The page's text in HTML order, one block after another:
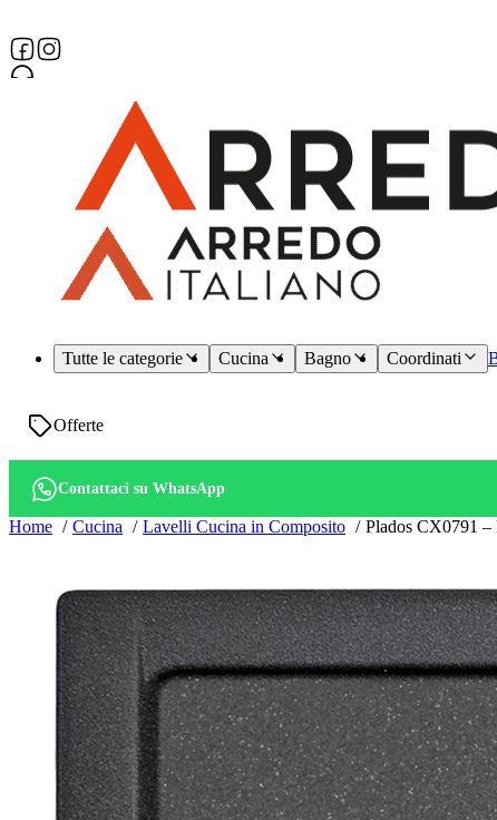
Tutte le categorie Cucina Bagno Coordinati
Offerte
Contattaci su WhatsApp
Home Cucina Lavelli Cucina in Composito Plados CX0791 –